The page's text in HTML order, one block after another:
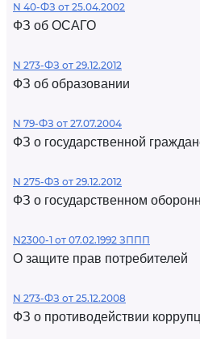
N 40-ФЗ от 25.04.2002
ФЗ об ОСАГО
N 273-ФЗ от 29.12.2012
ФЗ об образовании
N 79-ФЗ от 27.07.2004
ФЗ о государственной
N 275-ФЗ от 29.12.2012
ФЗ о государственном
N2300-1 от 07.02.1992 ЗППП
О защите прав потребителей
N 273-ФЗ от 25.12.2008
ФЗ о противодействии